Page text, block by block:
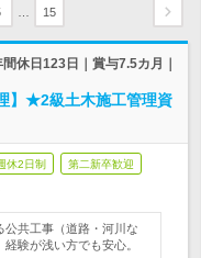
15
休日123日｜賞与7.5カ月｜
】★2級土木施工管理資
休2日制 第二新卒歓迎
公共工事（道路・河川な
験が浅い方でも安心。